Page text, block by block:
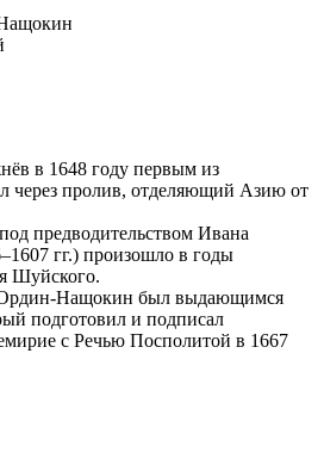
в 1648 году первым из
через пролив, отделяющий Азию от
предводительством Ивана
гг.) произошло в годы
Шуйского.
Нащокин был выдающимся
подготовил и подписал
с Речью Посполитой в 1667